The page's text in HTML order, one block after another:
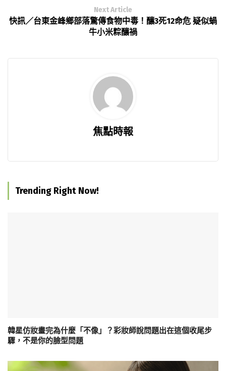
Next Article
快訊／台東金峰鄉部落驚傳食物中毒！釀3死12命危 疑似蝸
牛小米粽釀禍
焦點時報
Trending Right Now!
韓星仿妝畫完為什麼「不像」？彩妝師說問題出在這個收尾步
驟，不是你的臉型問題